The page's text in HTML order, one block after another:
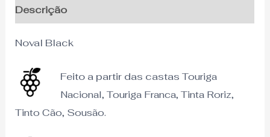
Descrição
Noval Black
Feito a partir das castas Touriga
Nacional, Touriga Franca, Tinta Roriz,
Tinto Cão, Sousão.